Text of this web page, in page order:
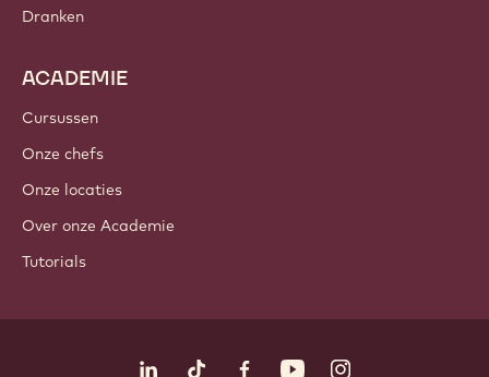
Dranken
ACADEMIE
Cursussen
Onze chefs
Onze locaties
Over onze Academie
Tutorials